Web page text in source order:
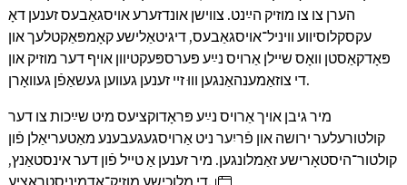
הערן צו צו מוזיק הײַנט. צווישן אונדזערע אויסגאַבעס זענען דאָ
עקסקלוסיווע וויניל־אויסגאַבעס, דיגיטאַלישע קאָמפּאַקטלעך און
פּאָדקאַסטן וואָס שיילן אַרויס נײַע פּערספּעקטיוון אויף דער מוזיק און
די צוזאַמענהאַנגען וווּ זיי זענען געווען געשאַפֿן געוואָרן.
מיר גיבן אויך אַרויס נײַע פּראָדוקציעס מיט שײַכות צו דער
קולטורעלער ירושה און פֿריִער ניט אַרויסגעגעבענע מאַטעריאַלן פֿון
קולטור־היסטאָרישע זאַמלונגען. מיר זענען אַ טייל פֿון דער אינסטאַנץ,
די מלוכישע מוזיק־אַדמיניסטראַציע.